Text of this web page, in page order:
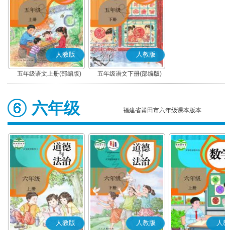
人教版
五年级语文上册(部编版)
人教版
五年级语文下册(部编版)
六年级 福建省莆田市六年级课本版本
人教版 人教版 人